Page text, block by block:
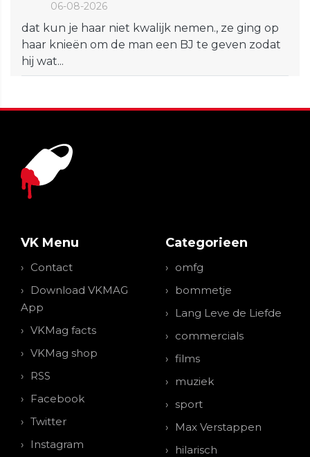
06-08-2026
dat kun je haar niet kwalijk nemen., ze ging op
haar knieën om de man een BJ te geven zodat
hij wat...
VK Menu
Contact
Download VKMAG
App
VKMag facts
VKMag shop
RSS
Facebook
Twitter
Instagram
Categorieen
omfg
bommetje
Lang Leve de Liefde
commercials
films
muziek
sport
Max Verstappen
hilarisch